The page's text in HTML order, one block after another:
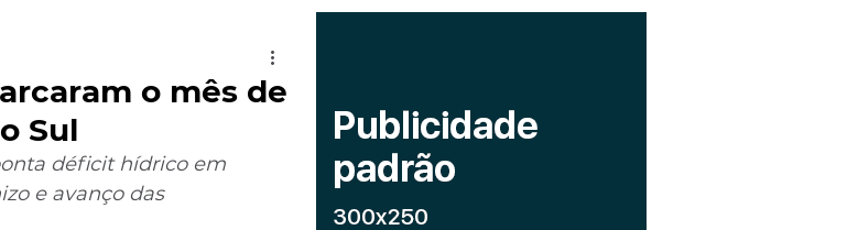
o mês de
Sul
déficit hídrico em
e avanço das